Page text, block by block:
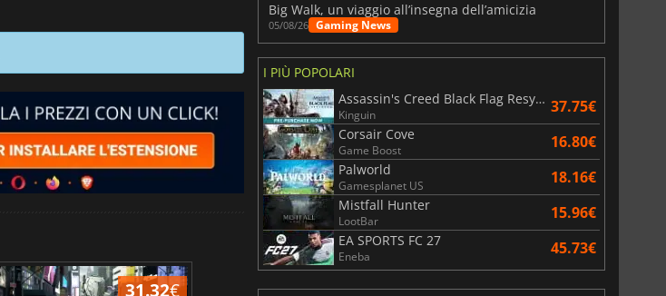
31.32€ 6.75€ 15.51
Big Walk, un viaggio all’insegna dell’amicizia
05/08/26 Gaming News
I PIÙ POPOLARI
Assassin's Creed Black Flag Resynced
Kinguin 37.75€
Corsair Cove
Game Boost 16.80€
Palworld
Gamesplanet US 18.16€
Mistfall Hunter
LootBar 15.96€
EA SPORTS FC 27
Eneba 45.73€